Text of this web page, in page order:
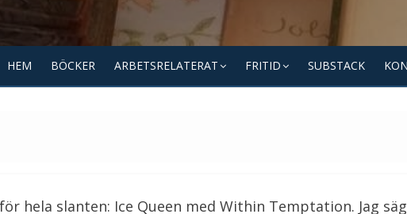
HEM BÖCKER ARBETSRELATERAT FRITID SUBSTACK
hela slanten: Ice Queen med Within Temptation. Jag